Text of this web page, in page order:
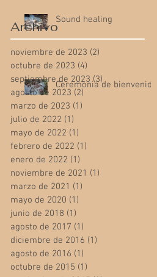
Sound healing
Ceremonia de bienvenida
Archivo
noviembre de 2023 (2)
octubre de 2023 (4)
septiembre de 2023 (3) 3 entradas
agosto de 2023 (2)
marzo de 2023 (1)
julio de 2022 (1)
mayo de 2022 (1)
febrero de 2022 (1)
enero de 2022 (1)
noviembre de 2021 (1)
marzo de 2021 (1)
mayo de 2020 (1)
junio de 2018 (1)
agosto de 2017 (1)
diciembre de 2016 (1)
agosto de 2016 (1)
octubre de 2015 (1)